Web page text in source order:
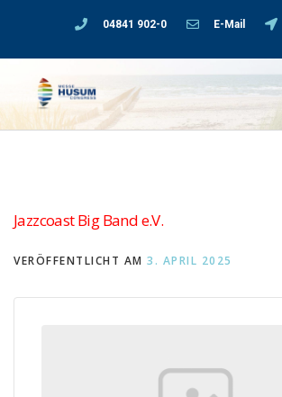
04841 902-0 E-Mail
Jazzcoast Big Band e.V.
VERÖFFENTLICHT AM 3. APRIL 2025